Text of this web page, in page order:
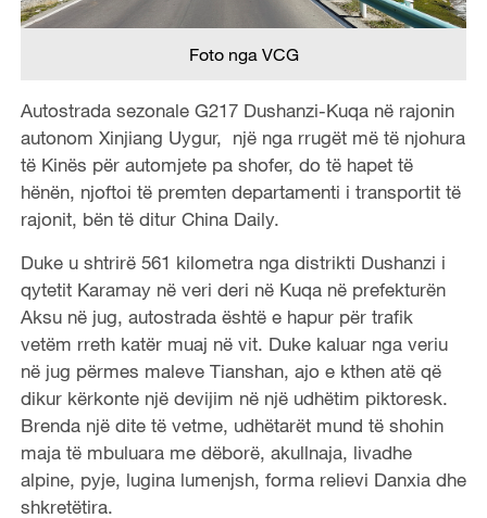
Foto nga VCG
Autostrada sezonale G217 Dushanzi-Kuqa në rajonin
autonom Xinjiang Uygur, një nga rrugët më të njohura
të Kinës për automjete pa shofer, do të hapet të
hënën, njoftoi të premten departamenti i transportit të
rajonit, bën të ditur China Daily.
Duke u shtrirë 561 kilometra nga distrikti Dushanzi i
qytetit Karamay në veri deri në Kuqa në prefekturën
Aksu në jug, autostrada është e hapur për trafik
vetëm rreth katër muaj në vit. Duke kaluar nga veriu
në jug përmes maleve Tianshan, ajo e kthen atë që
dikur kërkonte një devijim në një udhëtim piktoresk.
Brenda një dite të vetme, udhëtarët mund të shohin
maja të mbuluara me dëborë, akullnaja, livadhe
alpine, pyje, lugina lumenjsh, forma relievi Danxia dhe
shkretëtira.